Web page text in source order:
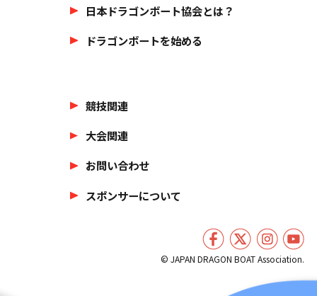
日本ドラゴンボート協会とは？
ドラゴンボートを始める
競技関連
大会関連
お問い合わせ
スポンサーについて
© JAPAN DRAGON BOAT Association.